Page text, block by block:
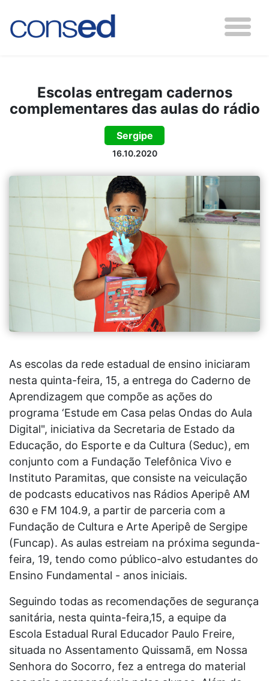
Escolas entregam cadernos
complementares das aulas do rádio
Sergipe
16.10.2020
As escolas da rede estadual de ensino iniciaram
nesta quinta-feira, 15, a entrega do Caderno de
Aprendizagem que compõe as ações do
programa ‘Estude em Casa pelas Ondas do Aula
Digital", iniciativa da Secretaria de Estado da
Educação, do Esporte e da Cultura (Seduc), em
conjunto com a Fundação Telefônica Vivo e
Instituto Paramitas, que consiste na veiculação
de podcasts educativos nas Rádios Aperipê AM
630 e FM 104.9, a partir de parceria com a
Fundação de Cultura e Arte Aperipê de Sergipe
(Funcap). As aulas estreiam na próxima segunda-
feira, 19, tendo como público-alvo estudantes do
Ensino Fundamental - anos iniciais.
Seguindo todas as recomendações de segurança
sanitária, nesta quinta-feira,15, a equipe da
Escola Estadual Rural Educador Paulo Freire,
situada no Assentamento Quissamã, em Nossa
Senhora do Socorro, fez a entrega do material